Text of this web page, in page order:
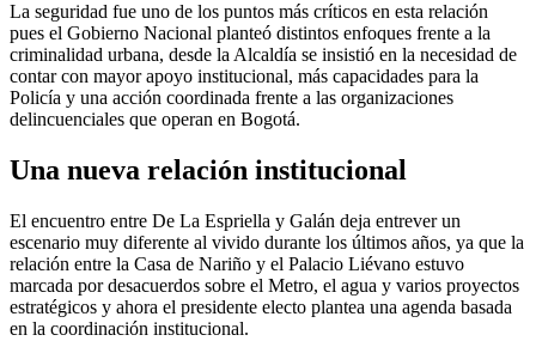
La seguridad fue uno de los puntos más críticos en esta relación
pues el Gobierno Nacional planteó distintos enfoques frente a la
criminalidad urbana, desde la Alcaldía se insistió en la necesidad de
contar con mayor apoyo institucional, más capacidades para la
Policía y una acción coordinada frente a las organizaciones
delincuenciales que operan en Bogotá.
Una nueva relación institucional
El encuentro entre De La Espriella y Galán deja entrever un
escenario muy diferente al vivido durante los últimos años, ya que la
relación entre la Casa de Nariño y el Palacio Liévano estuvo
marcada por desacuerdos sobre el Metro, el agua y varios proyectos
estratégicos y ahora el presidente electo plantea una agenda basada
en la coordinación institucional.